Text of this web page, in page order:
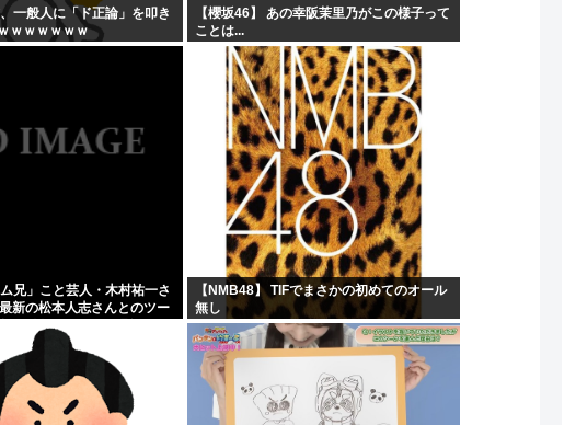
、一般人に「ド正論」を叩き
ｗｗｗｗｗｗ
【櫻坂46】 あの幸阪茉里乃がこの様子って
ことは...
ム兄」こと芸人・木村祐一さ
新の松本人志さんとのツー
に別人だとネット騒然！
からん」...
【NMB48】 TIFでまさかの初めてのオール
無し